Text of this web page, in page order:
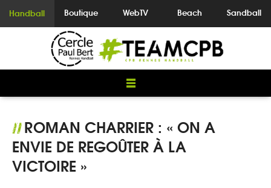
Handball Boutique WebTV Beach Sandball
//ROMAN CHARRIER : « ON A
ENVIE DE REGOÛTER À LA
VICTOIRE »